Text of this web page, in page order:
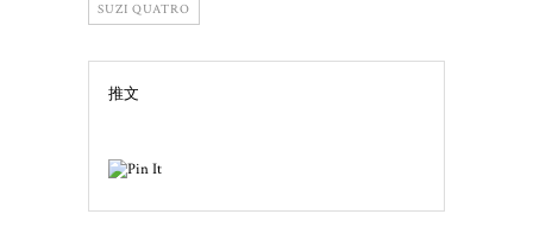
SUZI QUATRO
推文